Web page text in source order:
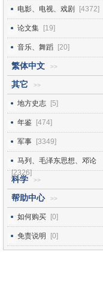
电影、电视、戏剧 [4372]
论文集 [19]
音乐、舞蹈 [20]
繁体中文 >>
其它 >>
地方史志 [5]
年鉴 [474]
军事 [3349]
马列、毛泽东思想、邓论
[2326]
科学 >>
帮助中心 >>
如何购买 [0]
免责说明 [0]